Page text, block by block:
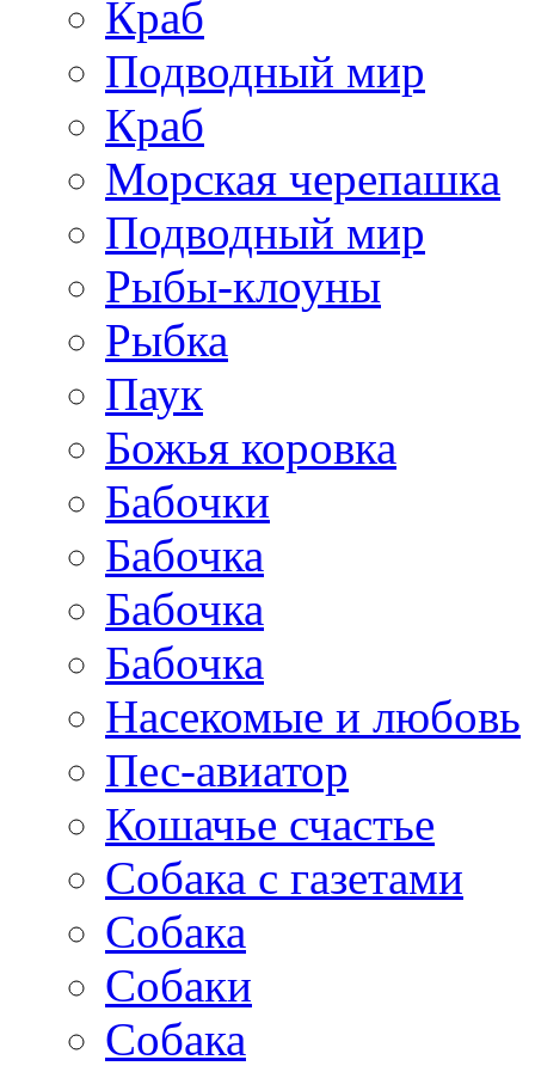
Краб
Подводный мир
Краб
Морская черепашка
Подводный мир
Рыбы-клоуны
Рыбка
Паук
Божья коровка
Бабочки
Бабочка
Бабочка
Бабочка
Насекомые и любовь
Пес-авиатор
Кошачье счастье
Собака с газетами
Собака
Собаки
Собака